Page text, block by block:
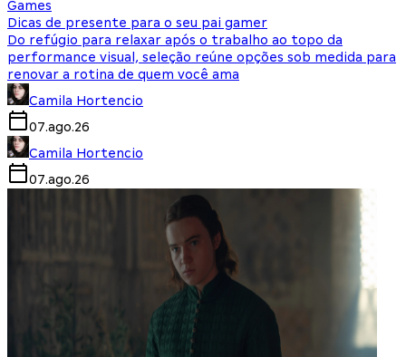
Games
Dicas de presente para o seu pai gamer
Do refúgio para relaxar após o trabalho ao topo da
performance visual, seleção reúne opções sob medida para
renovar a rotina de quem você ama
Camila Hortencio
07.ago.26
Camila Hortencio
07.ago.26